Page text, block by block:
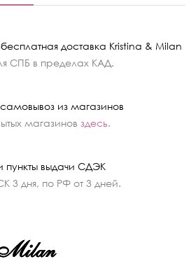
доставка Kristina & Milan
СПБ в пределах КАД.
из магазинов
магазинов здесь.
пункты выдачи СДЭК
3 дня, по РФ от 3 дней.